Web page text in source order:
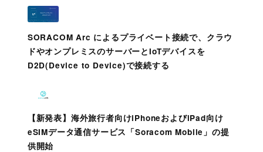
SORACOM Arc によるプライベート接続で、クラウ
ドやオンプレミスのサーバーとIoTデバイスを
D2D(Device to Device)で接続する
【新発表】海外旅行者向けiPhoneおよびiPad向け
eSIMデータ通信サービス「Soracom Mobile」の提
供開始